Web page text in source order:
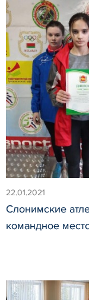
22.01.2021
Слонимские
командное